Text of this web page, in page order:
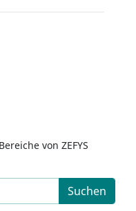
von ZEFYS
Suchen